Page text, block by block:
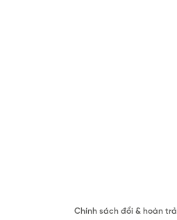
Chính sách đổi & hoàn trả